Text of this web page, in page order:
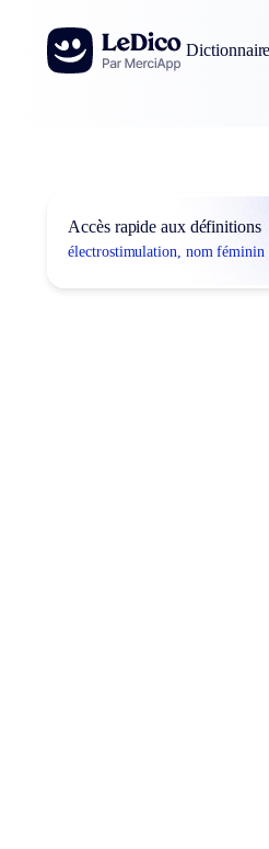
Aller au contenu
Dictionnaire
Accès rapide aux définitions
électrostimulation, nom féminin